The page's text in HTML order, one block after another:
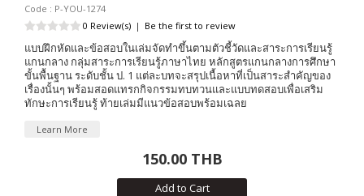
Code : P-YOU-1274
0 Review(s) | Be the first to review
แบบฝึกหัดและข้อสอบในเล่มจัดทำขึ้นตามตัวชี้วัดและสาระการเรียนรู้
แกนกลาง กลุ่มสาระการเรียนรู้ภาษาไทย หลักสูตรแกนกลางการศึกษา
ขั้นพื้นฐาน ระดับชั้น ป. 1 แต่ละบทจะสรุปเนื้อหาที่เป็นสาระสำคัญของ
เรื่องนั้นๆ พร้อมสอดแทรกกิจกรรมทบทวนและแบบทดสอบเพื่อเสริม
ทักษะการเรียนรู้ ท้ายเล่มมีแนวข้อสอบพร้อมเฉลย
Learn More
150.00 THB
Add to Cart